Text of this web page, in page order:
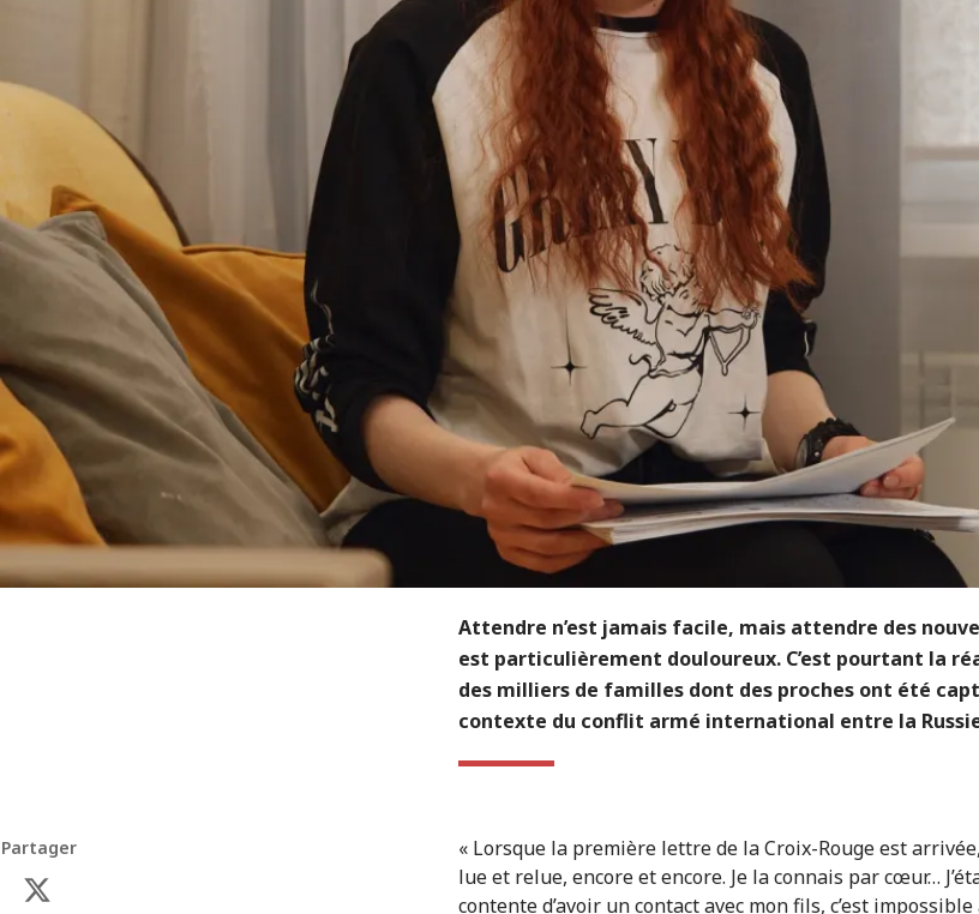
Attendre n’est jamais facile, mais attendre des
est particulièrement douloureux. C’est pourtant la
des milliers de familles dont des proches ont été
contexte du conflit armé international entre la
Partager
« Lorsque la première lettre de la Croix-Rouge est arrivée,
lue et relue, encore et encore. Je la connais par cœur…
contente d’avoir un contact avec mon fils, c’est